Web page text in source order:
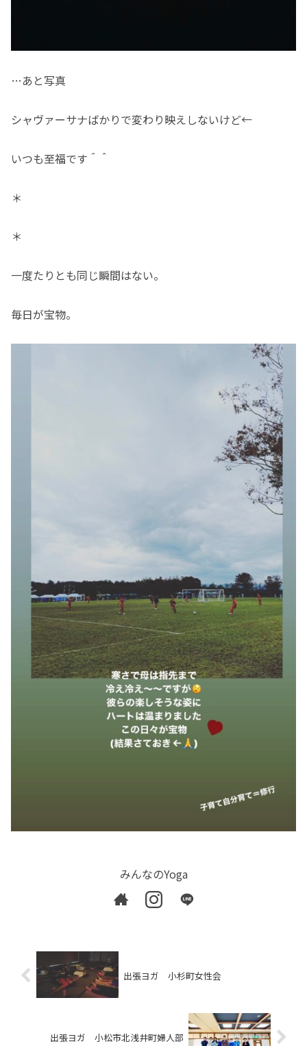
…あと写真
シャヴァーサナばかりで変わり映えしないけど←
いつも至福です＾＾
＊
＊
一度たりとも同じ瞬間はない。
毎日が宝物。
みんなのYoga
出張ヨガ 小杉町女性会
出張ヨガ 小松市北浅井町婦人部